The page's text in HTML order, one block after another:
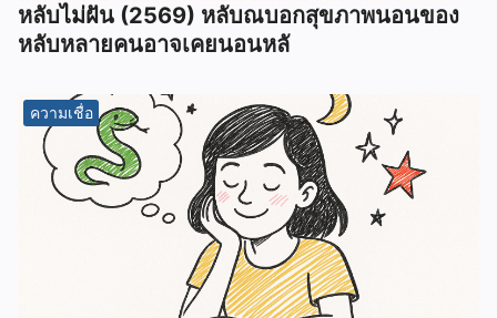
หลับไม่ฝัน (2569) หลับณบอกสุขภาพนอนของ
หลับหลายคนอาจเคยนอนหลั
ความเชื่อ